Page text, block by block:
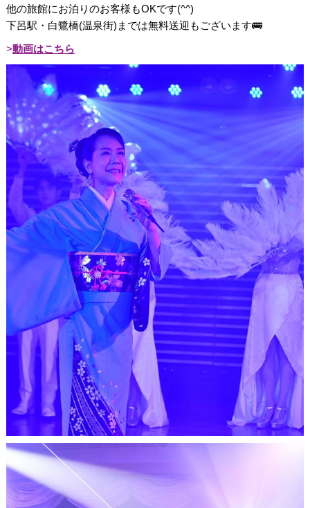
他の旅館にお泊りのお客様もOKです(^^)
下呂駅・白鷺橋(温泉街)までは無料送迎もございます🚌
動画はこちら